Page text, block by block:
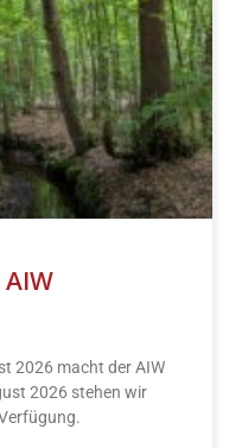
2026 macht der AIW
2026 stehen wir